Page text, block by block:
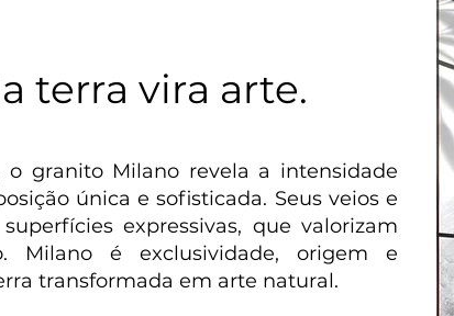
terra vira arte.
o granito Milano revela a intensidade
única e sofisticada. Seus veios e
expressivas, que valorizam
Milano é exclusividade, origem e
transformada em arte natural.